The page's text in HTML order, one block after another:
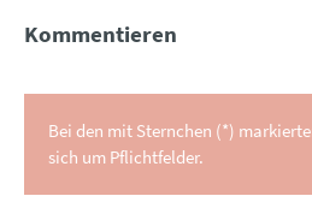
Kommentieren
Bei den mit Sternchen (*)
sich um Pflichtfelder.